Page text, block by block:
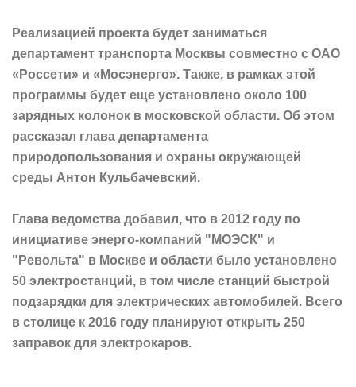
Реализацией проекта будет заниматься
департамент транспорта Москвы совместно с ОАО
«Россети» и «Мосэнерго». Также, в рамках этой
программы будет еще установлено около 100
зарядных колонок в московской области. Об этом
рассказал глава департамента
природопользования и охраны окружающей
среды Антон Кульбачевский.
Глава ведомства добавил, что в 2012 году по
инициативе энерго-компаний "МОЭСК" и
"Револьта" в Москве и области было установлено
50 электростанций, в том числе станций быстрой
подзарядки для электрических автомобилей. Всего
в столице к 2016 году планируют открыть 250
заправок для электрокаров.